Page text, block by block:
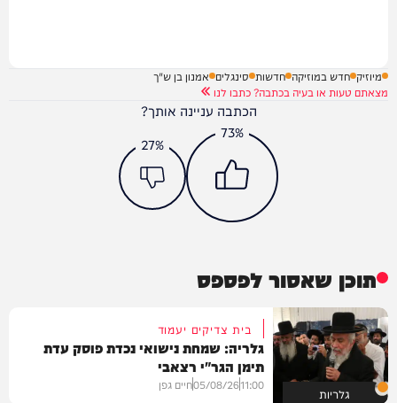
מיוזיק חדש במוזיקה חדשות סינגלים אמנון בן ש"ך
מצאתם טעות או בעיה בכתבה? כתבו לנו
הכתבה עניינה אותך?
73%
27%
תוכן שאסור לפספס
גלריות
בית צדיקים יעמוד
גלריה: שמחת נישואי נכדת פוסק עדת
תימן הגר"י רצאבי
11:00
05/08/26חיים גפן